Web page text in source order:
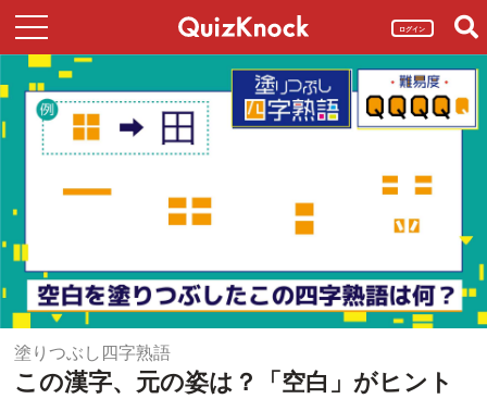
ログイン
塗りつぶし四字熟語
この漢字、元の姿は？「空白」がヒント